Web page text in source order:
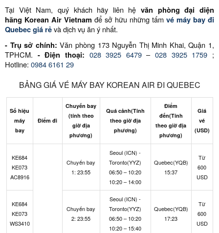
Tại Việt Nam, quý khách hãy liên hệvăn phòng đại diện
hãng Korean Air Vietnam để sở hữu những tấm vé máy bay đi
Quebec giá rẻvà dịch vụ ăn ý nhất.
- Trụ sở chính: Văn phòng 173 Nguyễn Thị Minh Khai, Quận 1,
TPHCM. - Điện thoại: 028 3925 6479–028 3925 1759 ;
Hotline: 0984 6161 29
BẢNG GIÁ VÉ MÁY BAY KOREAN AIR ĐI QUEBEC
Số hiệu
máy
bay
Điểm đi
Chuyến bay
(tính theo
giờ địa
phương)
Quá cảnh(Tính
theo giờ địa
phương)
Điểm
đến(Tính
theo giờ địa
phương)
Giá
vé
(USD)
KE684
KE073
AC8916
Chuyến bay
1: 23:55
Seoul (ICN) -
Toronto(YYZ)
06:50 – 10:20
10:20 – 14:00
Quebec(YQB)
15:37
Từ
600
USD
KE684
KE073
WS3410
Chuyến bay
2: 23:55
Seoul (ICN) -
Toronto(YYZ)
06:50 – 10:20
10:20 – 15:40
Quebec(YQB)
17:23
Từ
600
USD